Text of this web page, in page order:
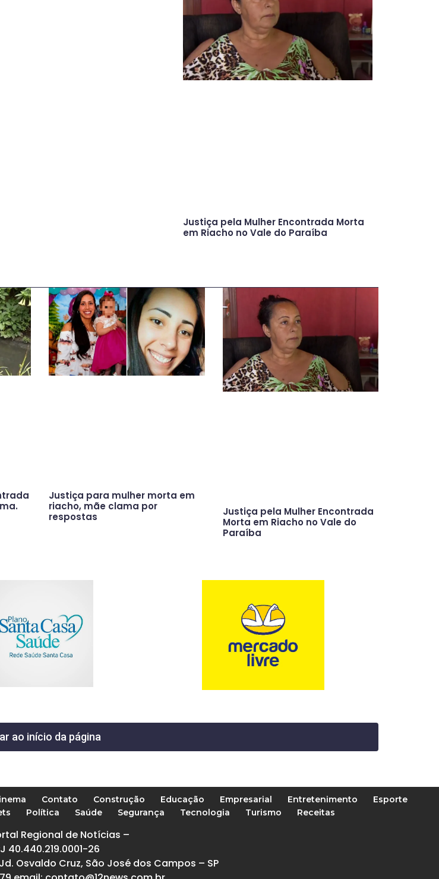
Justiça pela Mulher Encontrada Morta
em Riacho no Vale do Paraíba
Justiça para mulher morta em
riacho, mãe clama por
respostas
Justiça pela Mulher Encontrada
Morta em Riacho no Vale do
Paraíba
ao início da página
Contato Construção Educação Empresarial Entretenimento
Esporte
Política Saúde Segurança Tecnologia Turismo Receitas
Regional de Notícias –
40.440.219.0001-26
Osvaldo Cruz, São José dos Campos – SP